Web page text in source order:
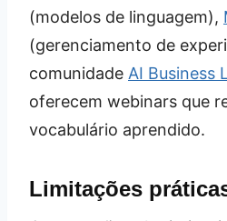
(modelos de linguagem),
(gerenciamento de
comunidade AI Business
oferecem webinars que
vocabulário aprendido.
Limitações